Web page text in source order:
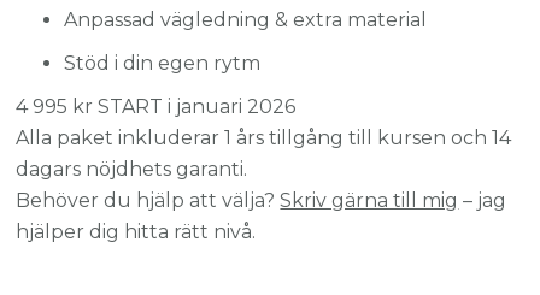
Anpassad vägledning & extra material
Stöd i din egen rytm
4 995 kr START i januari 2026
Alla paket inkluderar 1 års tillgång till kursen och 14
dagars nöjdhets garanti.
Behöver du hjälp att välja?Skriv gärna till mig – jag
hjälper dig hitta rätt nivå.